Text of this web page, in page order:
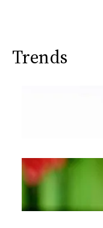
Trends